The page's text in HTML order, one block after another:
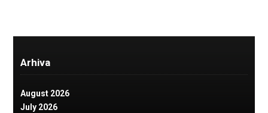
Arhiva
August 2026
July 2026